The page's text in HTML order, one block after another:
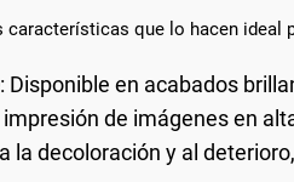
que lo hacen ideal
: Disponible en acabados
de imágenes en
la decoloración y al